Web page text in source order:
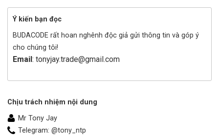
Ý kiến bạn đọc
BUDACODE rất hoan nghênh độc giả gửi thông tin và góp ý
cho chúng tôi!
Email : tonyjay.trade@gmail.com
Chịu trách nhiệm nội dung
Mr Tony Jay
Telegram: @tony_ntp